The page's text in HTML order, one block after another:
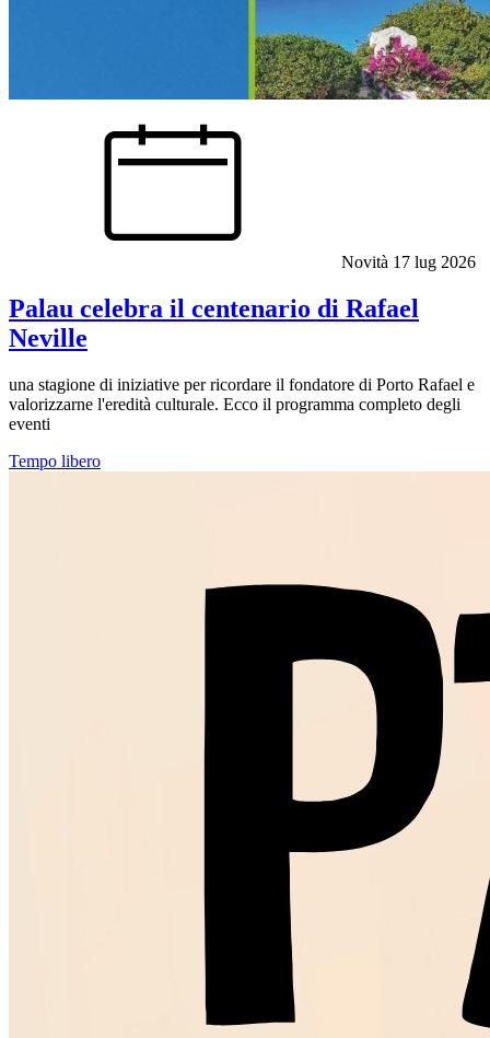
Novità 17 lug 2026
Palau celebra il centenario di Rafael
Neville
una stagione di iniziative per ricordare il fondatore di Porto Rafael e
valorizzarne l'eredità culturale. Ecco il programma completo degli
eventi
Tempo libero